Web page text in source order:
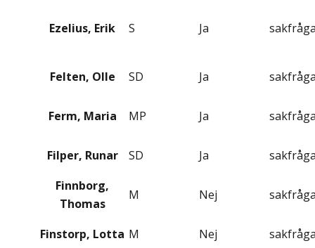
Ezelius, Erik S Ja
Felten, Olle SD Ja
Ferm, Maria MP Ja
Filper, Runar SD Ja
Finnborg,
Thomas
M Nej
Finstorp, Lotta M Nej